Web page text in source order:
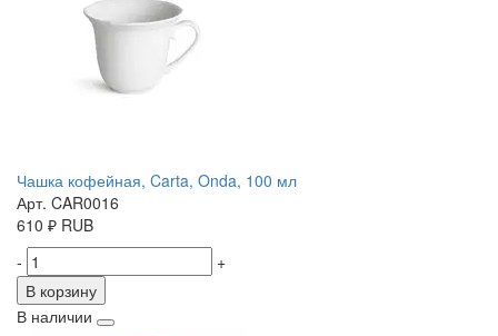
Чашка кофейная, Carta, Onda, 100 мл
Арт. CAR0016
610 ₽ RUB
-
+
В корзину
В наличии